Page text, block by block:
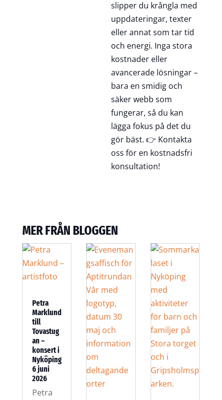
slipper du krångla med
uppdateringar, texter
eller annat som tar tid
och energi. Inga stora
kostnader eller
avancerade lösningar –
bara en smidig och
säker webb som
fungerar, så du kan
lägga fokus på det du
gör bäst. 👉 Kontakta
oss för en kostnadsfri
konsultation!
MER FRÅN BLOGGEN
Petra
Marklund
till
Tovastug
an –
konsert i
Nyköping
6 juni
2026
Petra